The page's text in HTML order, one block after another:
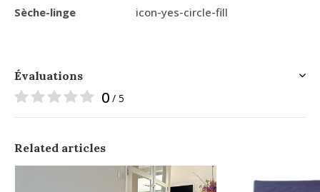
Sèche-linge
icon-yes-circle-fill
Évaluations
0 / 5
Related articles